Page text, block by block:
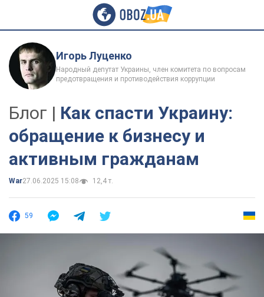
Игорь Луценко
Народный депутат Украины, член комитета по вопросам
предотвращения и противодействия коррупции
Блог | Как спасти Украину:
обращение к бизнесу и
активным гражданам
War27.06.2025 15:08 12,4 т.
59